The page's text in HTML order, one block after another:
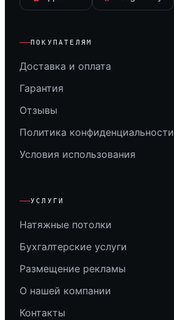
ПОКУПАТЕЛЯМ
Доставка и оплата
Гарантия
Отзывы
Политика конфиденциальности
Условия использования
УСЛУГИ
Натяжные потолки
Бухгалтерские услуги
Размещение рекламы
О нашей компании
Контакты